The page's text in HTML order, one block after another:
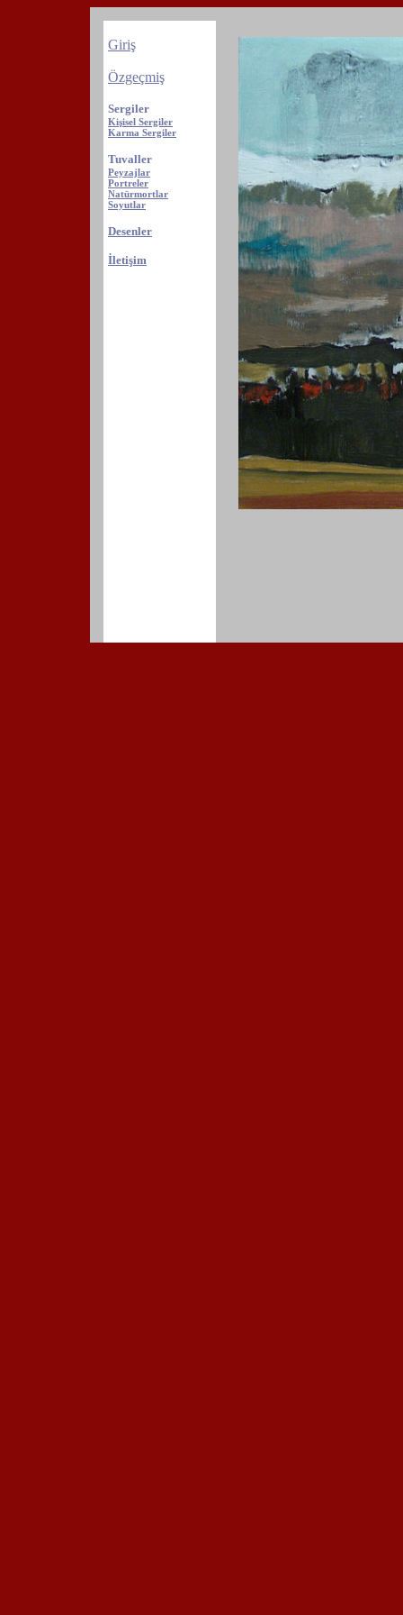
Giriş
Özgeçmiş
Sergiler
Kişisel Sergiler
Karma Sergiler
Tuvaller
Peyzajlar
Portreler
Natürmortlar
Soyutlar
Desenler
İletişim